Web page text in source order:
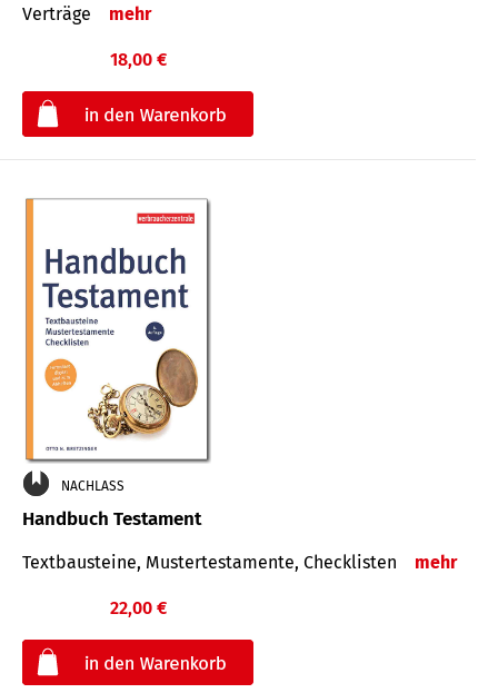
Verträge
mehr
18,00 €
NACHLASS
Handbuch Testament
Textbausteine, Mustertestamente, Checklisten mehr
22,00 €